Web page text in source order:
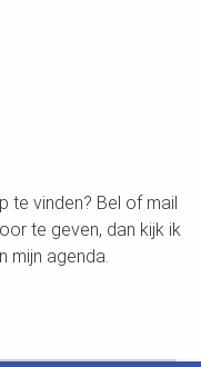
te vinden? Bel of mail
te geven, dan kijk ik
mijn agenda.